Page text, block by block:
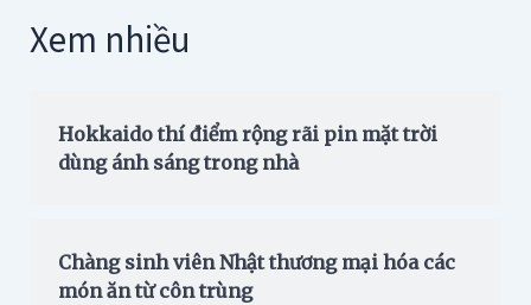
Xem nhiều
Hokkaido thí điểm rộng rãi pin mặt trời
dùng ánh sáng trong nhà
Chàng sinh viên Nhật thương mại hóa các
món ăn từ côn trùng